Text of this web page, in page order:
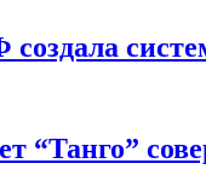
“Танго”